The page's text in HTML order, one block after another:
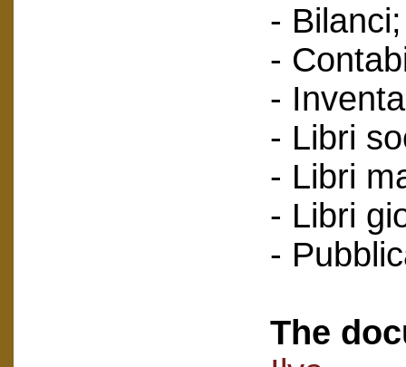
- Bilanci;
-
-
- Libri
- Libri
- Libri
-
The